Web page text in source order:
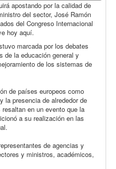
apostando por la calidad de
del sector, José Ramón
del Congreso Internacional
hoy aquí.
marcada por los debates
de la educación general y
de los sistemas de
de países europeos como
la presencia de alrededor de
en un evento que la
a su realización en las
de agencias y
y ministros, académicos,